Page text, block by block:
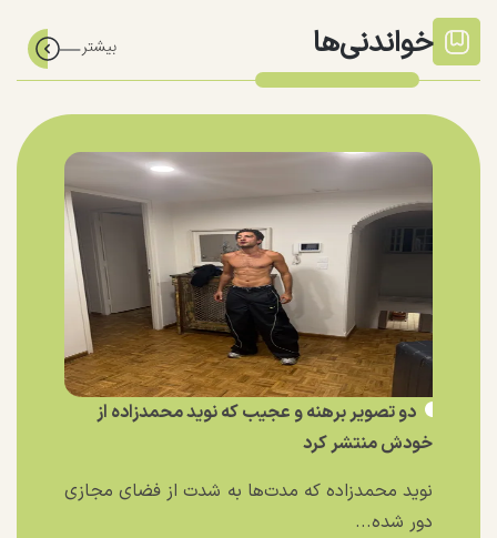
خواندنی‌ها
دو تصویر برهنه و عجیب که نوید محمدزاده از
خودش منتشر کرد
نوید محمدزاده که مدت‌ها به شدت از فضای مجازی
دور شده...